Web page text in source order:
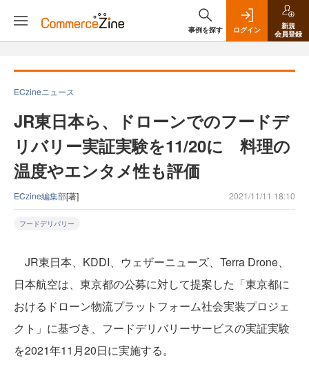
事例を探す ログイン
新規
会員登録
ECzineニュース
JR東日本ら、ドローンでのフードデ
リバリー実証実験を11/20に 料理の
温度やエンタメ性も評価
ECzine編集部[著] 2021/11/11 18:10
フードデリバリー
JR東日本、KDDI、ウェザーニューズ、Terra Drone、
日本航空は、東京都の公募に対して提案した「東京都に
おけるドローン物流プラットフォーム社会実装プロジェ
クト」に基づき、フードデリバリーサービスの実証実験
を2021年11月20日に実施する。